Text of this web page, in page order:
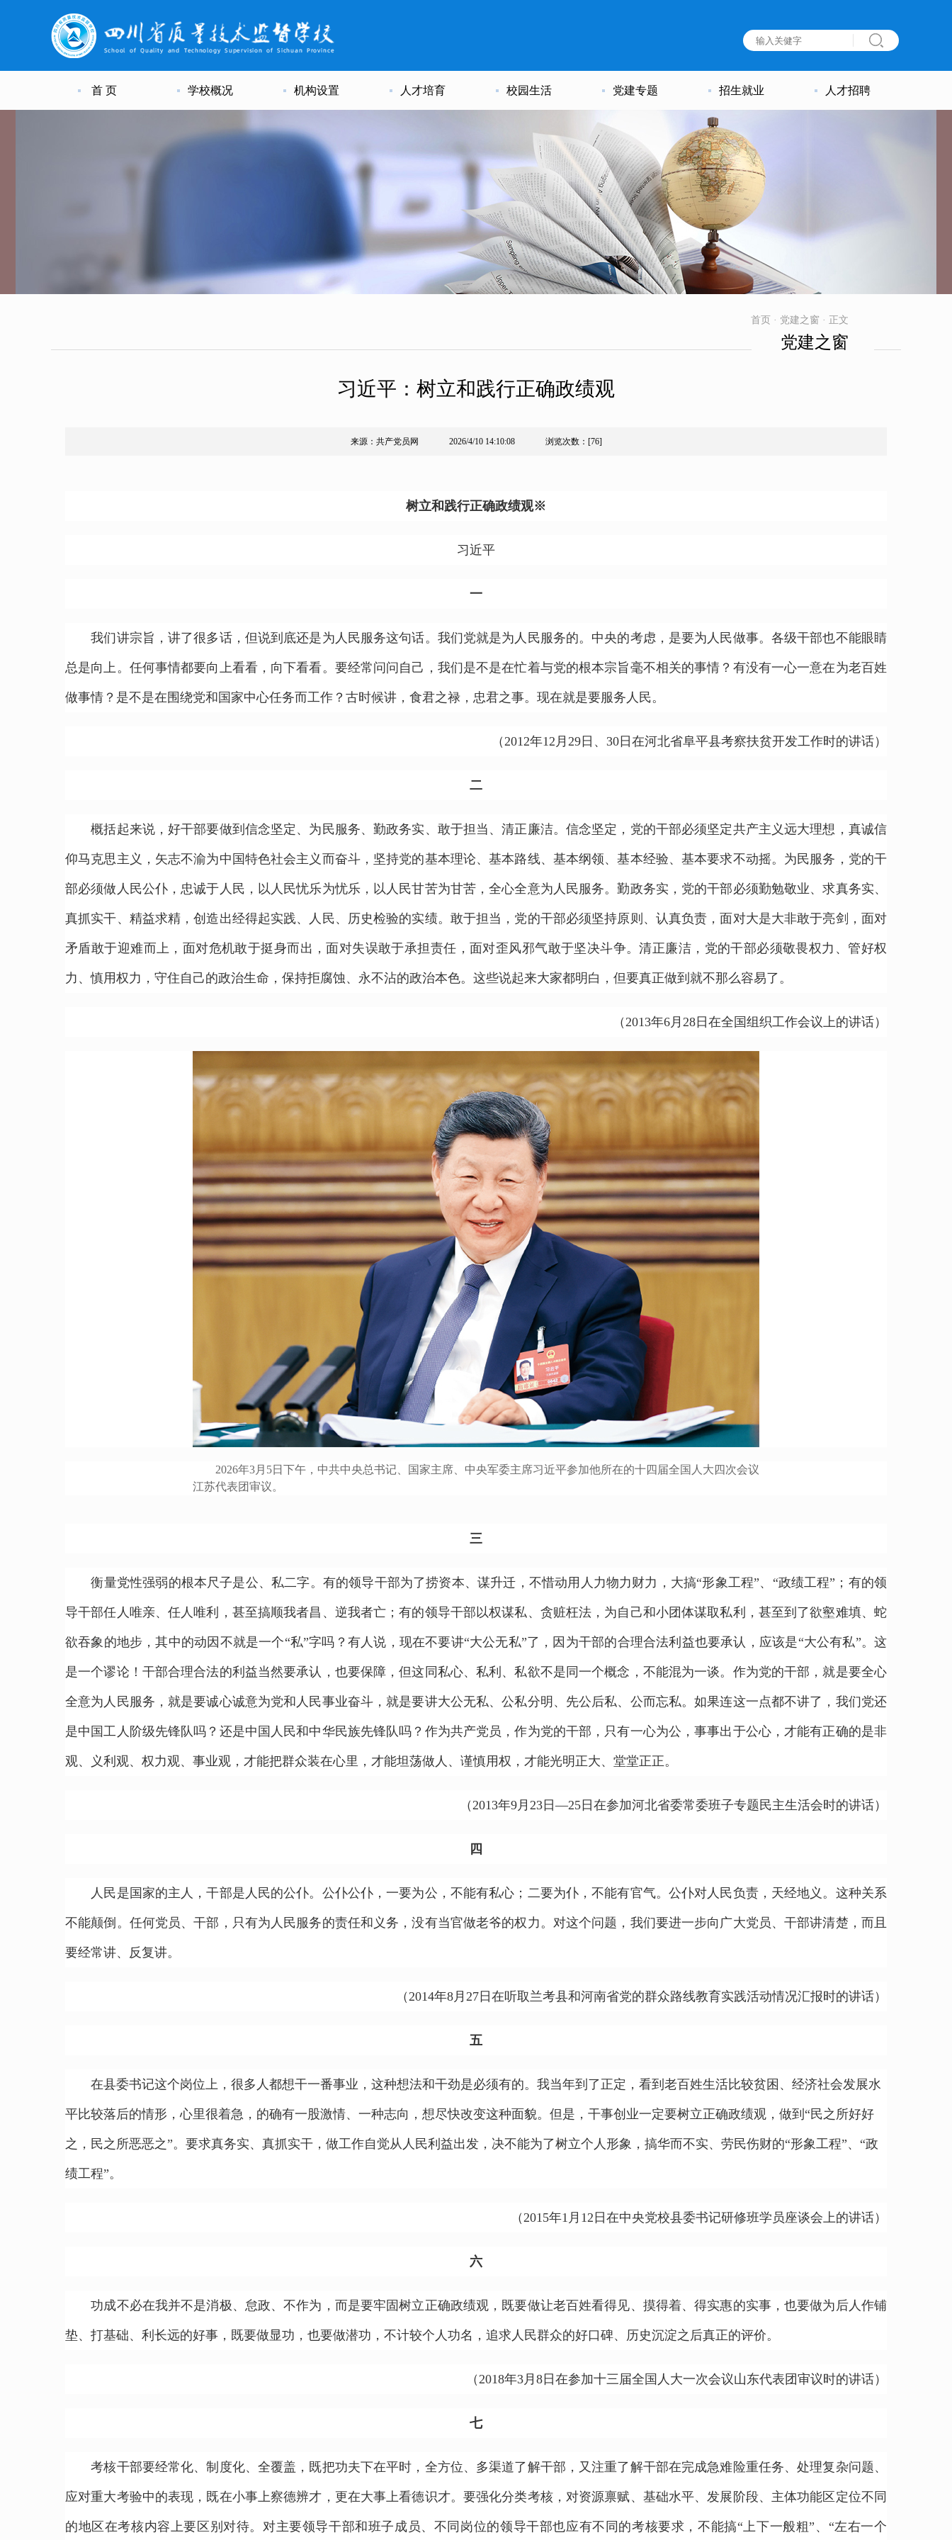
首 页 学校概况 机构设置 人才培育 校园生活 党建专题 招生就业 人才招聘
首页 · 党建之窗 · 正文
党建之窗
习近平：树立和践行正确政绩观
来源：共产党员网 2026/4/10 14:10:08 浏览次数：[76]
树立和践行正确政绩观※
习近平
一
我们讲宗旨，讲了很多话，但说到底还是为人民服务这句话。我们党就是为人民服务的。中央的考虑，是要为人民做事。各级干部也不能眼睛
总是向上。任何事情都要向上看看，向下看看。要经常问问自己，我们是不是在忙着与党的根本宗旨毫不相关的事情？有没有一心一意在为老百姓
做事情？是不是在围绕党和国家中心任务而工作？古时候讲，食君之禄，忠君之事。现在就是要服务人民。
（2012年12月29日、30日在河北省阜平县考察扶贫开发工作时的讲话）
二
概括起来说，好干部要做到信念坚定、为民服务、勤政务实、敢于担当、清正廉洁。信念坚定，党的干部必须坚定共产主义远大理想，真诚信
仰马克思主义，矢志不渝为中国特色社会主义而奋斗，坚持党的基本理论、基本路线、基本纲领、基本经验、基本要求不动摇。为民服务，党的干
部必须做人民公仆，忠诚于人民，以人民忧乐为忧乐，以人民甘苦为甘苦，全心全意为人民服务。勤政务实，党的干部必须勤勉敬业、求真务实、
真抓实干、精益求精，创造出经得起实践、人民、历史检验的实绩。敢于担当，党的干部必须坚持原则、认真负责，面对大是大非敢于亮剑，面对
矛盾敢于迎难而上，面对危机敢于挺身而出，面对失误敢于承担责任，面对歪风邪气敢于坚决斗争。清正廉洁，党的干部必须敬畏权力、管好权
力、慎用权力，守住自己的政治生命，保持拒腐蚀、永不沾的政治本色。这些说起来大家都明白，但要真正做到就不那么容易了。
（2013年6月28日在全国组织工作会议上的讲话）
2026年3月5日下午，中共中央总书记、国家主席、中央军委主席习近平参加他所在的十四届全国人大四次会议
江苏代表团审议。
三
衡量党性强弱的根本尺子是公、私二字。有的领导干部为了捞资本、谋升迁，不惜动用人力物力财力，大搞“形象工程”、“政绩工程”；有的领
导干部任人唯亲、任人唯利，甚至搞顺我者昌、逆我者亡；有的领导干部以权谋私、贪赃枉法，为自己和小团体谋取私利，甚至到了欲壑难填、蛇
欲吞象的地步，其中的动因不就是一个“私”字吗？有人说，现在不要讲“大公无私”了，因为干部的合理合法利益也要承认，应该是“大公有私”。这
是一个谬论！干部合理合法的利益当然要承认，也要保障，但这同私心、私利、私欲不是同一个概念，不能混为一谈。作为党的干部，就是要全心
全意为人民服务，就是要诚心诚意为党和人民事业奋斗，就是要讲大公无私、公私分明、先公后私、公而忘私。如果连这一点都不讲了，我们党还
是中国工人阶级先锋队吗？还是中国人民和中华民族先锋队吗？作为共产党员，作为党的干部，只有一心为公，事事出于公心，才能有正确的是非
观、义利观、权力观、事业观，才能把群众装在心里，才能坦荡做人、谨慎用权，才能光明正大、堂堂正正。
（2013年9月23日—25日在参加河北省委常委班子专题民主生活会时的讲话）
四
人民是国家的主人，干部是人民的公仆。公仆公仆，一要为公，不能有私心；二要为仆，不能有官气。公仆对人民负责，天经地义。这种关系
不能颠倒。任何党员、干部，只有为人民服务的责任和义务，没有当官做老爷的权力。对这个问题，我们要进一步向广大党员、干部讲清楚，而且
要经常讲、反复讲。
（2014年8月27日在听取兰考县和河南省党的群众路线教育实践活动情况汇报时的讲话）
五
在县委书记这个岗位上，很多人都想干一番事业，这种想法和干劲是必须有的。我当年到了正定，看到老百姓生活比较贫困、经济社会发展水
平比较落后的情形，心里很着急，的确有一股激情、一种志向，想尽快改变这种面貌。但是，干事创业一定要树立正确政绩观，做到“民之所好好
之，民之所恶恶之”。要求真务实、真抓实干，做工作自觉从人民利益出发，决不能为了树立个人形象，搞华而不实、劳民伤财的“形象工程”、“政
绩工程”。
（2015年1月12日在中央党校县委书记研修班学员座谈会上的讲话）
六
功成不必在我并不是消极、怠政、不作为，而是要牢固树立正确政绩观，既要做让老百姓看得见、摸得着、得实惠的实事，也要做为后人作铺
垫、打基础、利长远的好事，既要做显功，也要做潜功，不计较个人功名，追求人民群众的好口碑、历史沉淀之后真正的评价。
（2018年3月8日在参加十三届全国人大一次会议山东代表团审议时的讲话）
七
考核干部要经常化、制度化、全覆盖，既把功夫下在平时，全方位、多渠道了解干部，又注重了解干部在完成急难险重任务、处理复杂问题、
应对重大考验中的表现，既在小事上察德辨才，更在大事上看德识才。要强化分类考核，对资源禀赋、基础水平、发展阶段、主体功能区定位不同
的地区在考核内容上要区别对待。对主要领导干部和班子成员、不同岗位的领导干部也应有不同的考核要求，不能搞“上下一般粗”、“左右一个